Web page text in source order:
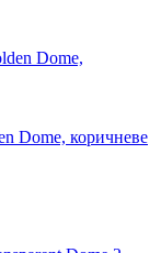
Dome, коричневе